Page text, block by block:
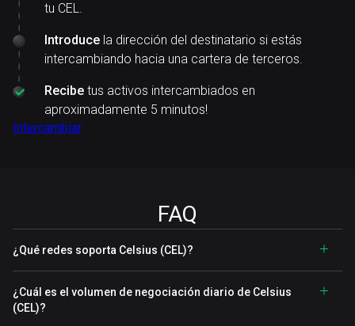
tu CEL.
Introduce la dirección del destinatario si estás
intercambiando hacia una cartera de terceros.
Recibe tus activos intercambiados en
aproximadamente 5 minutos!
Intercambiar
FAQ
¿Qué redes soporta Celsius (CEL)?
¿Cuál es el volumen de negociación diario de Celsius
(CEL)?